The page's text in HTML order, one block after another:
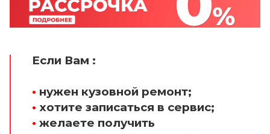
Если Вам :
• нужен кузовной ремонт;
• хотите записаться в сервис;
• желаете получить